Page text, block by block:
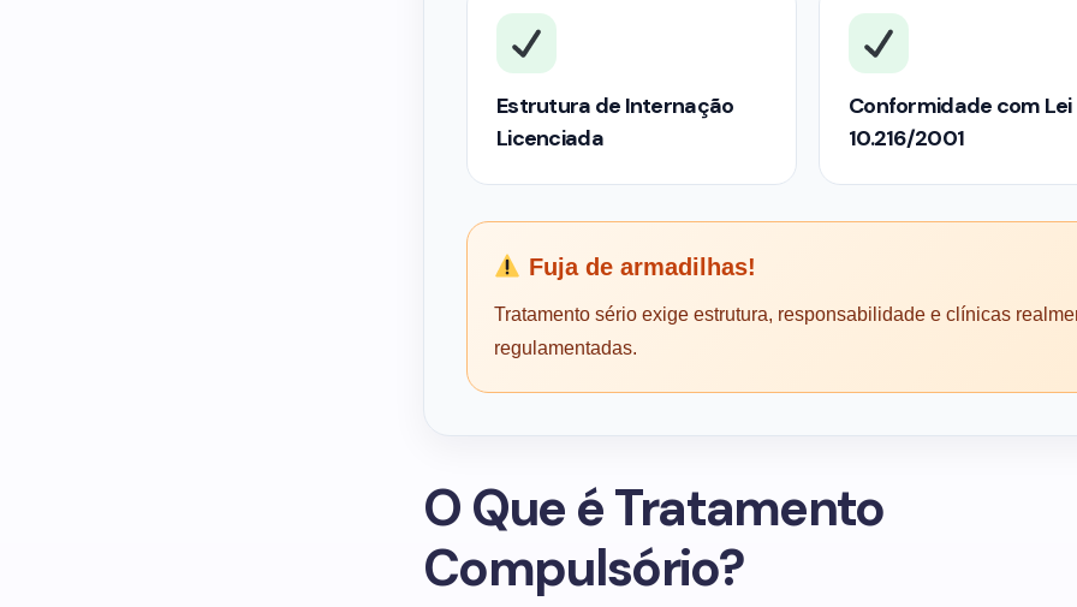
Estrutura de Internação
Licenciada
Conformidade com Lei
10.216/2001
Fuja de armadilhas!
Tratamento sério exige estrutura, responsabilidade e clínicas
regulamentadas.
O Que é Tratamento
Compulsório?